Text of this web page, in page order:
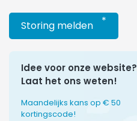
Storing melden *
Idee voor onze website?
Laat het ons weten!
Maandelijks kans op € 50
kortingscode!